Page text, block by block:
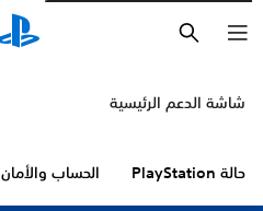
شاشة الدعم الرئيسية
حالة PlayStation الحساب والأمان